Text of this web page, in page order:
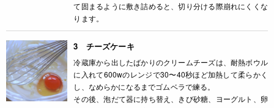
て固まるように敷き詰めると、切り分ける際崩れにくくな
ります。
3 チーズケーキ
冷蔵庫から出したばかりのクリームチーズは、耐熱ボウル
に入れて600wのレンジで30〜40秒ほど加熱して柔らかく
し、なめらかになるまでゴムベラで練る。
その後、泡だて器に持ち替え、きび砂糖、ヨーグルト、卵